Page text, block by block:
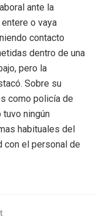
ante la
o vaya
contacto
dentro de una
pero la
Sobre su
como policía de
tuvo ningún
habituales del
con el personal de